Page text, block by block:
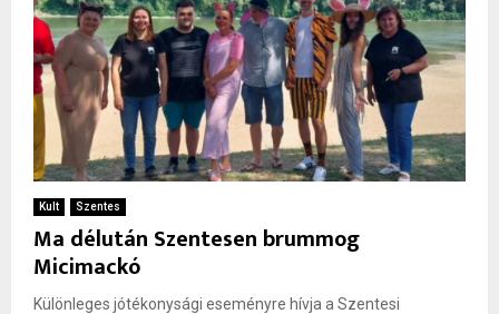
Kult Szentes
Ma délután Szentesen brummog
Micimackó
Különleges jótékonysági eseményre hívja a Szentesi